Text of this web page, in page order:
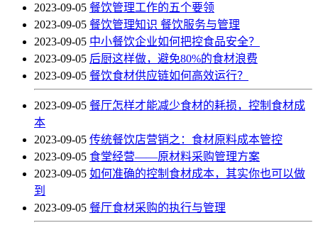
2023-09-05 餐饮管理工作的五个要领
2023-09-05 餐饮管理知识 餐饮服务与管理
2023-09-05 中小餐饮企业如何把控食品安全？
2023-09-05 后厨这样做，避免80%的食材浪费
2023-09-05 餐饮食材供应链如何高效运行？
2023-09-05 餐厅怎样才能减少食材的耗损，控制食材成
本
2023-09-05 传统餐饮店营销之：食材原料成本管控
2023-09-05 食堂经营——原材料采购管理方案
2023-09-05 如何准确的控制食材成本，其实你也可以做
到
2023-09-05 餐厅食材采购的执行与管理